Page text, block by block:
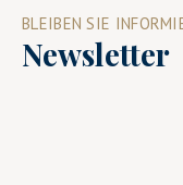
BLEIBEN SIE
Newsletter